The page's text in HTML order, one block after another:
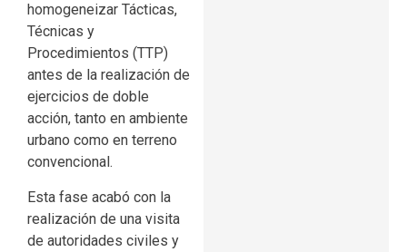
homogeneizar Tácticas,
Técnicas y
Procedimientos (TTP)
antes de la realización de
ejercicios de doble
acción, tanto en ambiente
urbano como en terreno
convencional.
Esta fase acabó con la
realización de una visita
de autoridades civiles y